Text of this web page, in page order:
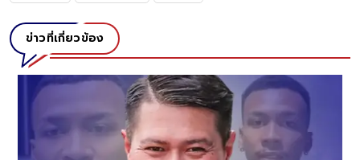
ข่าวที่เกี่ยวข้อง